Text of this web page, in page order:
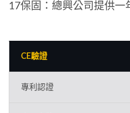
17保固：總興公司提供一
CE驗證
專利認證